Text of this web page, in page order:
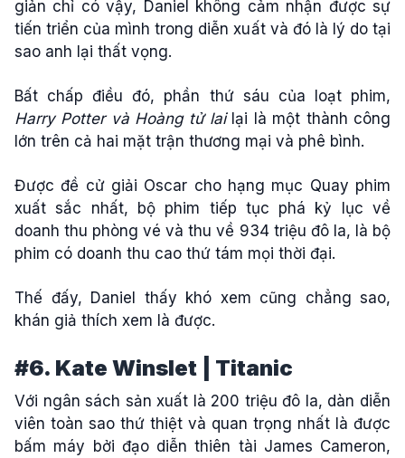
giản chỉ có vậy, Daniel không cảm nhận được sự
tiến triển của mình trong diễn xuất và đó là lý do tại
sao anh lại thất vọng.
Bất chấp điều đó, phần thứ sáu của loạt phim,
Harry Potter và Hoàng tử lailại là một thành công
lớn trên cả hai mặt trận thương mại và phê bình.
Được đề cử giải Oscar cho hạng mục Quay phim
xuất sắc nhất, bộ phim tiếp tục phá kỷ lục về
doanh thu phòng vé và thu về 934 triệu đô la, là bộ
phim có doanh thu cao thứ tám mọi thời đại.
Thế đấy, Daniel thấy khó xem cũng chẳng sao,
khán giả thích xem là được.
#6. Kate Winslet | Titanic
Với ngân sách sản xuất là 200 triệu đô la, dàn diễn
viên toàn sao thứ thiệt và quan trọng nhất là được
bấm máy bởi đạo diễn thiên tài James Cameron,